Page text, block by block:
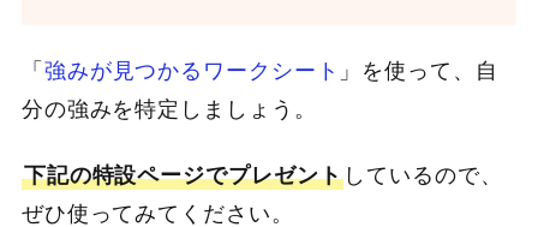
「 強みが見つかるワークシート 」を使って、自
分の強みを特定しましょう。
下記の特設ページでプレゼント しているので、
ぜひ使ってみてください。